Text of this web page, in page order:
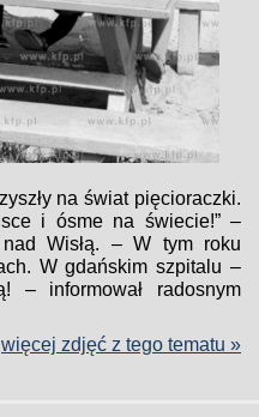
na świat pięcioraczki.
i ósme na świecie!” –
nad Wisłą. – W tym roku
W gdańskim szpitalu –
– informował radosnym
więcej zdjęć z tego tematu »